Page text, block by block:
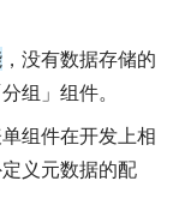
，没有数据存储的
组」组件。
单组件在开发上相
义元数据的配